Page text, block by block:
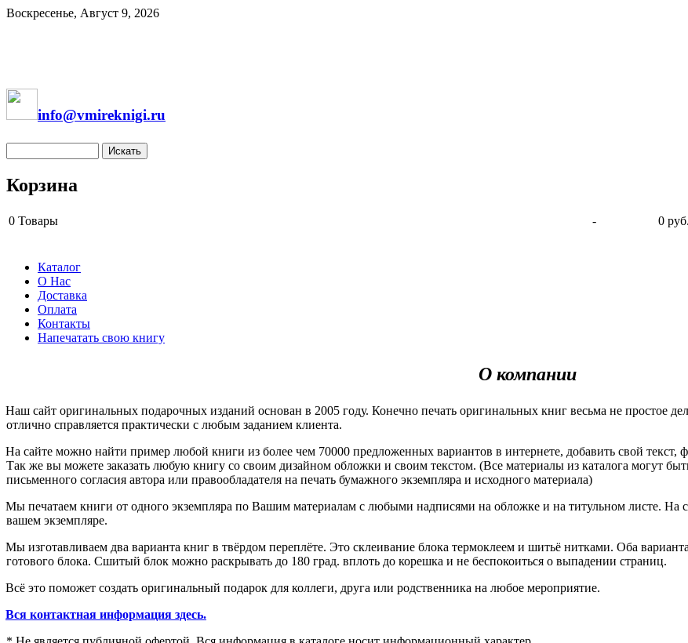
Воскресенье, Август 9, 2026
info@vmireknigi.ru
Корзина
0 Товары -
0 руб.
Каталог
О Нас
Доставка
Оплата
Контакты
Напечатать свою книгу
О компании
Наш сайт оригинальных подарочных изданий основан в 2005 году. Конечно печать оригинальных книг весьма не простое
отлично справляется практически с любым заданием клиента.
На сайте можно найти пример любой книги из более чем 70000 предложенных вариантов в интернете, добавить свой
Так же вы можете заказать любую книгу со своим дизайном обложки и своим текстом. (Все материалы из каталога могут
письменного согласия автора или правообладателя на печать бумажного экземпляра и исходного материала)
Мы печатаем книги от одного экземпляра по Вашим материалам с любыми надписями на обложке и на титульном листе. На
вашем экземпляре.
Мы изготавливаем два варианта книг в твёрдом переплёте. Это склеивание блока термоклеем и шитьё нитками. Оба
готового блока. Сшитый блок можно раскрывать до 180 град. вплоть до корешка и не беспокоиться о выпадении страниц.
Всё это поможет создать оригинальный подарок для коллеги, друга или родственника на любое мероприятие.
Вся контактная информация здесь.